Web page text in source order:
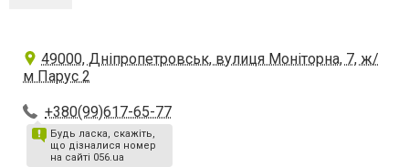
49000, Дніпропетровськ, вулиця Моніторна, 7, ж/
м Парус 2
+380(99)617-65-77
Будь ласка, скажіть,
що дізналися номер
на сайті 056.ua